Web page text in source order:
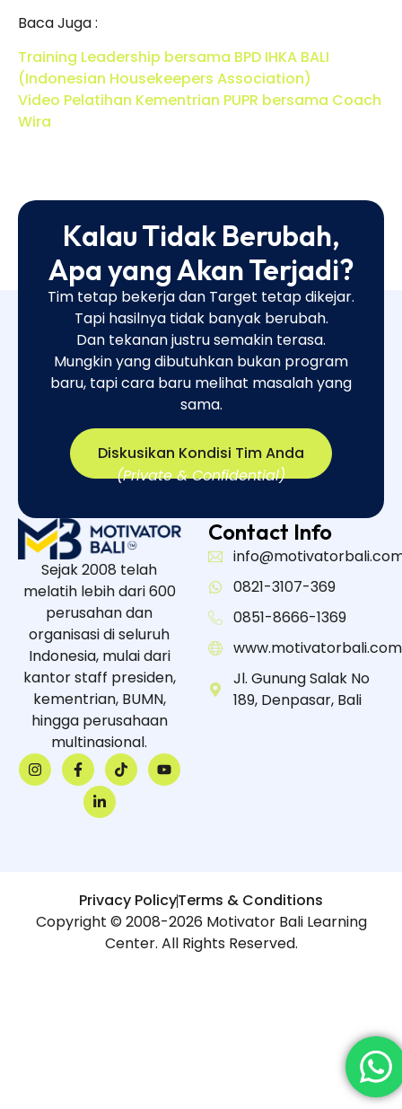
Baca Juga :
Training Leadership bersama BPD IHKA BALI
(Indonesian Housekeepers Association)
Video Pelatihan Kementrian PUPR bersama Coach
Wira
Kalau Tidak Berubah,
Apa yang Akan Terjadi?
Tim tetap bekerja dan Target tetap dikejar.
Tapi hasilnya tidak banyak berubah.
Dan tekanan justru semakin terasa.
Mungkin yang dibutuhkan bukan program
baru, tapi cara baru melihat masalah yang
sama.​
Diskusikan Kondisi Tim Anda
(Private & Confidential)
Sejak 2008 telah
melatih lebih dari 600
perusahan dan
organisasi di seluruh
Indonesia, mulai dari
kantor staff presiden,
kementrian, BUMN,
hingga perusahaan
multinasional.
Contact Info
0821-3107-369
0851-8666-1369
www.motivatorbali.com
Jl. Gunung Salak No
189, Denpasar, Bali
Copyright © 2008-2026 Motivator Bali Learning
Center. All Rights Reserved.
Privacy PolicyTerms & Conditions